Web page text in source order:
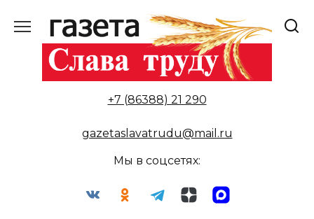
содержанию
+7 (86388) 21 290
gazetaslavatrudu@mail.ru
Мы в соцсетях: